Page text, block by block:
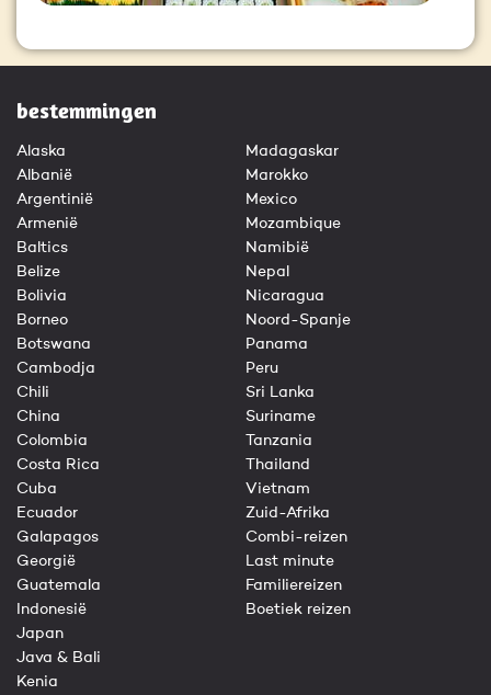
bestemmingen
Alaska
Albanië
Argentinië
Armenië
Baltics
Belize
Bolivia
Borneo
Botswana
Cambodja
Chili
China
Colombia
Costa Rica
Cuba
Ecuador
Galapagos
Georgië
Guatemala
Indonesië
Japan
Java & Bali
Kenia
Madagaskar
Marokko
Mexico
Mozambique
Namibië
Nepal
Nicaragua
Noord-Spanje
Panama
Peru
Sri Lanka
Suriname
Tanzania
Thailand
Vietnam
Zuid-Afrika
Combi-reizen
Last minute
Familiereizen
Boetiek reizen